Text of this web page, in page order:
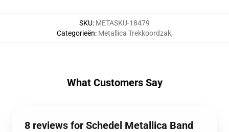
SKU: METASKU-18479
Categorieën: Metallica Trekkoordzak,
What Customers Say
8 reviews for Schedel Metallica Band